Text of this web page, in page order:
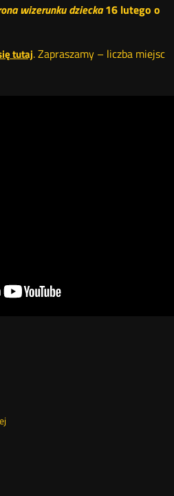
wizerunku dziecka16 lutego o
tutaj. Zapraszamy – liczba miejsc